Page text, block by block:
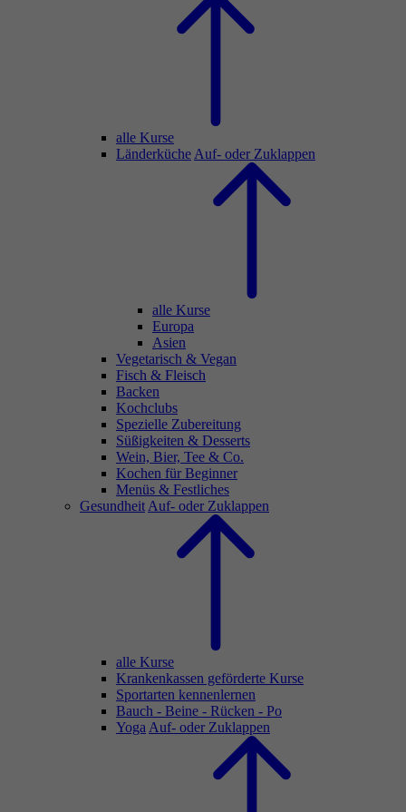
alle Kurse
Länderküche Auf- oder Zuklappen
alle Kurse
Europa
Asien
Vegetarisch & Vegan
Fisch & Fleisch
Backen
Kochclubs
Spezielle Zubereitung
Süßigkeiten & Desserts
Wein, Bier, Tee & Co.
Kochen für Beginner
Menüs & Festliches
Gesundheit Auf- oder Zuklappen
alle Kurse
Krankenkassen geförderte Kurse
Sportarten kennenlernen
Bauch - Beine - Rücken - Po
Yoga Auf- oder Zuklappen